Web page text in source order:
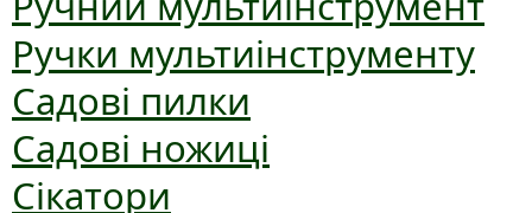
Ручки мультиінструменту
Садові пилки
Садові ножиці
Сікатори